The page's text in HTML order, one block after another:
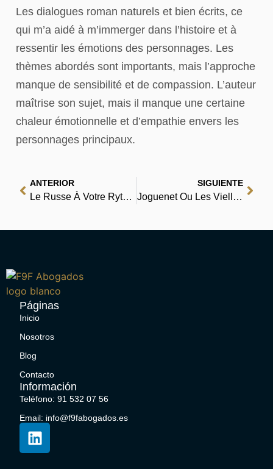
Les dialogues roman naturels et bien écrits, ce
qui m’a aidé à m’immerger dans l’histoire et à
ressentir les émotions des personnages. Les
thèmes abordés sont importants, mais l’approche
manque de sensibilité et de compassion. L’auteur
maîtrise son sujet, mais il manque une certaine
chaleur émotionnelle et d’empathie envers les
personnages principaux.
ANTERIOR
Le Russe À Votre Rythme: 1e Partie,Cours Pratique Pour Francophones = Uchebnik Russkogo I︠a︡zyka Dli︠a︡ Lit︠s︡, Govori︠a︡shchikh Po Frant︠s︡uzski | (E-Book PDF)
SIGUIENTE
Joguenet Ou Les Viellards Dupés | [E-Book EPUB]
Páginas
Inicio
Nosotros
Blog
Contacto
Información
Teléfono: 91 532 07 56
Email: info@f9fabogados.es